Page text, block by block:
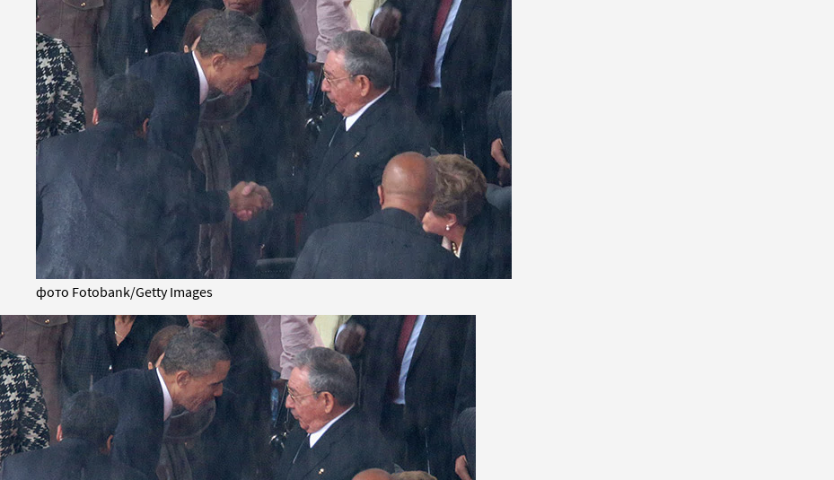
фото Fotobank/Getty Images